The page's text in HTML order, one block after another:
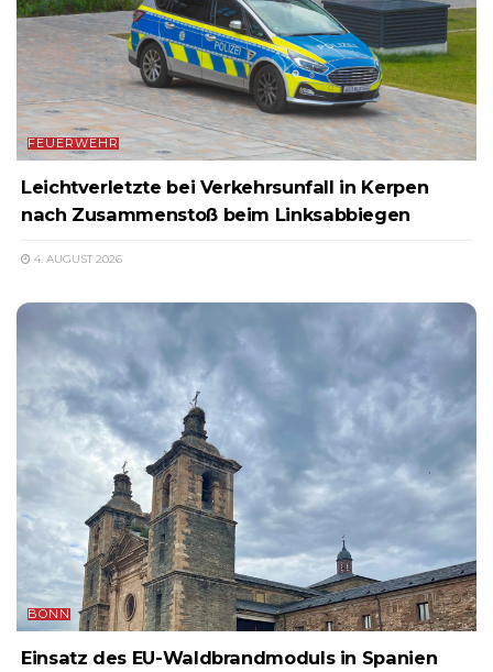
FEUERWEHR
Leichtverletzte bei Verkehrsunfall in Kerpen
nach Zusammenstoß beim Linksabbiegen
4. AUGUST 2026
BONN
Einsatz des EU-Waldbrandmoduls in Spanien